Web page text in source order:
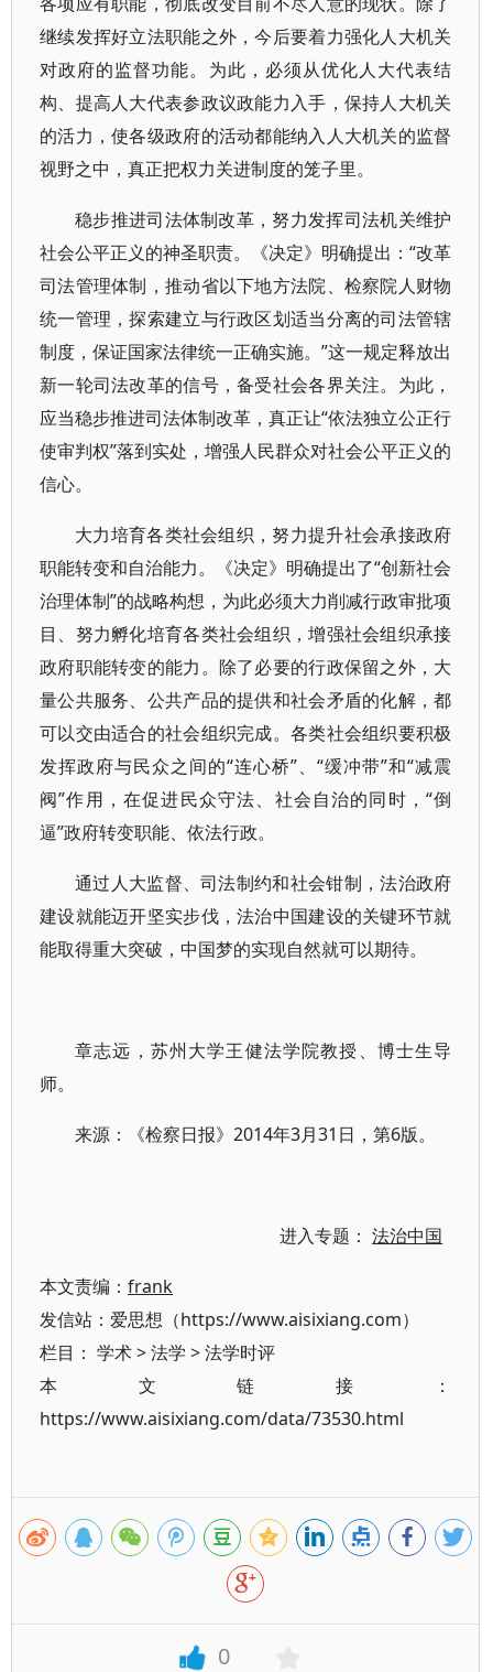
继续发挥好立法职能之外，今后要着力强化人大机关
对政府的监督功能。为此，必须从优化人大代表结
构、提高人大代表参政议政能力入手，保持人大机关
的活力，使各级政府的活动都能纳入人大机关的监督
视野之中，真正把权力关进制度的笼子里。
稳步推进司法体制改革，努力发挥司法机关维护
社会公平正义的神圣职责。《决定》明确提出：“改革
司法管理体制，推动省以下地方法院、检察院人财物
统一管理，探索建立与行政区划适当分离的司法管辖
制度，保证国家法律统一正确实施。”这一规定释放出
新一轮司法改革的信号，备受社会各界关注。为此，
应当稳步推进司法体制改革，真正让“依法独立公正行
使审判权”落到实处，增强人民群众对社会公平正义的
信心。
大力培育各类社会组织，努力提升社会承接政府
职能转变和自治能力。《决定》明确提出了“创新社会
治理体制”的战略构想，为此必须大力削减行政审批项
目、努力孵化培育各类社会组织，增强社会组织承接
政府职能转变的能力。除了必要的行政保留之外，大
量公共服务、公共产品的提供和社会矛盾的化解，都
可以交由适合的社会组织完成。各类社会组织要积极
发挥政府与民众之间的“连心桥”、“缓冲带”和“减震
阀”作用，在促进民众守法、社会自治的同时，“倒
逼”政府转变职能、依法行政。
通过人大监督、司法制约和社会钳制，法治政府
建设就能迈开坚实步伐，法治中国建设的关键环节就
能取得重大突破，中国梦的实现自然就可以期待。
章志远，苏州大学王健法学院教授、博士生导
师。
来源：《检察日报》2014年3月31日，第6版。
进入专题：法治中国
本文责编： frank
发信站：爱思想（https://www.aisixiang.com）
栏目： 学术>法学 >法学时评
本文链接：
https://www.aisixiang.com/data/73530.html
0